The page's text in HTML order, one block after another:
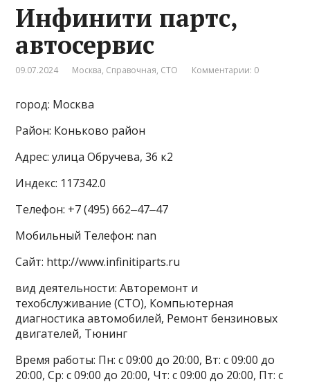
Инфинити партс,
автосервис
09.07.2024 Москва, Справочная, СТО Комментарии: 0
город: Москва
Район: Коньково район
Адрес: улица Обручева, 36 к2
Индекс: 117342.0
Телефон: +7 (495) 662‒47‒47
Мобильный Телефон: nan
Сайт: http://www.infinitiparts.ru
вид деятельности: Авторемонт и
техобслуживание (СТО), Компьютерная
диагностика автомобилей, Ремонт бензиновых
двигателей, Тюнинг
Время работы: Пн: с 09:00 до 20:00, Вт: с 09:00 до
20:00, Ср: с 09:00 до 20:00, Чт: с 09:00 до 20:00, Пт: с